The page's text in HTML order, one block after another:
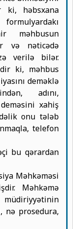
ki, həbsxana
məhbusun
və nəticədə
verilə bilər.
ki, məhbus
deməklə
adını,
xahiş
onu tələb
telefon
bu qərardan
Məhkəməsi
Məhkəmə
nə prosedura,